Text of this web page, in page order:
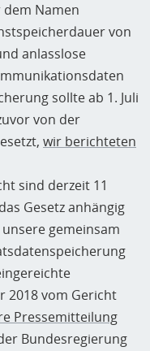
Namen
von
anlasslose
sollte ab 1. Juli
von der
wir berichteten
sind derzeit 11
Gesetz anhängig
gemeinsam
2018 vom Gericht
Pressemitteilung
Bundesregierung